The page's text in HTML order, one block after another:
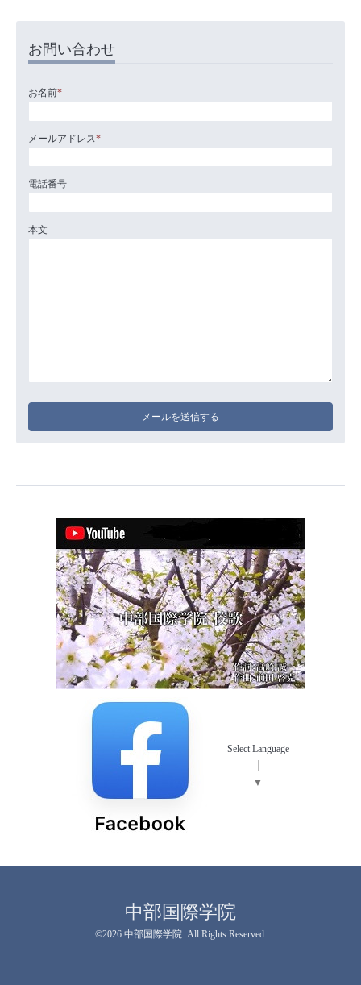
お問い合わせ
お名前*
メールアドレス*
電話番号
本文
Select Language
▼
中部国際学院
©2026 中部国際学院. All Rights Reserved.